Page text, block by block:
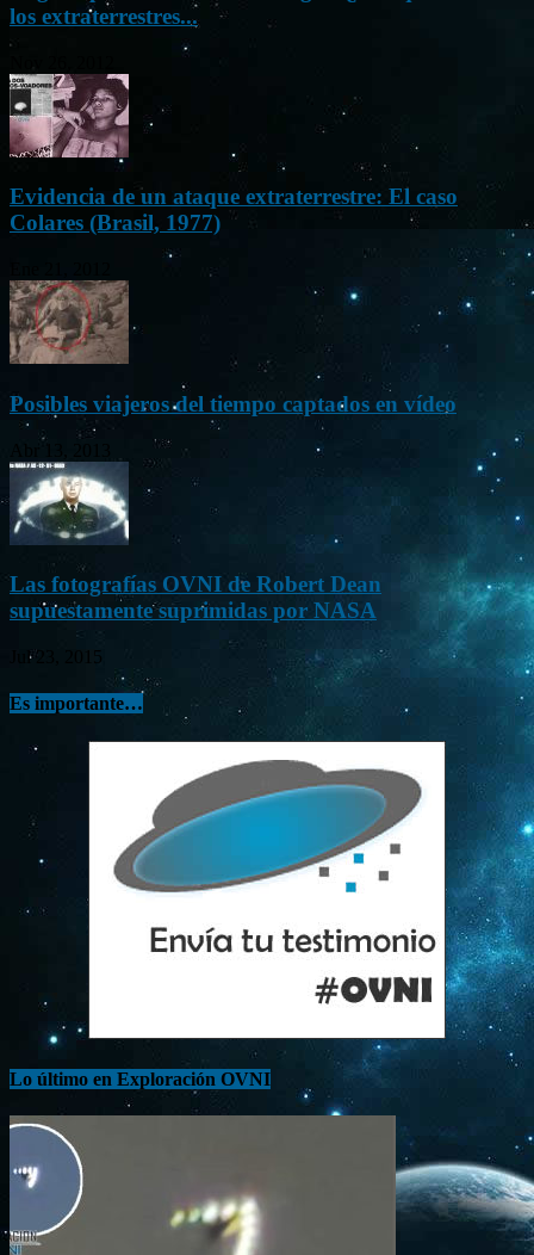
los extraterrestres...
Evidencia de un ataque extraterrestre: El caso
Colares (Brasil, 1977)
Posibles viajeros del tiempo captados en vídeo
Las fotografías OVNI de Robert Dean
supuestamente suprimidas por NASA
Jul 23, 2015
Es importante…
Lo último en Exploración OVNI